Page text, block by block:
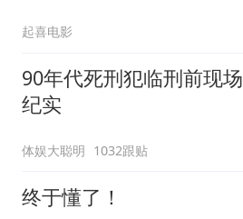
起喜电影
90年代死刑犯临刑前现场
纪实
体娱大聪明 1032跟贴
终于懂了！